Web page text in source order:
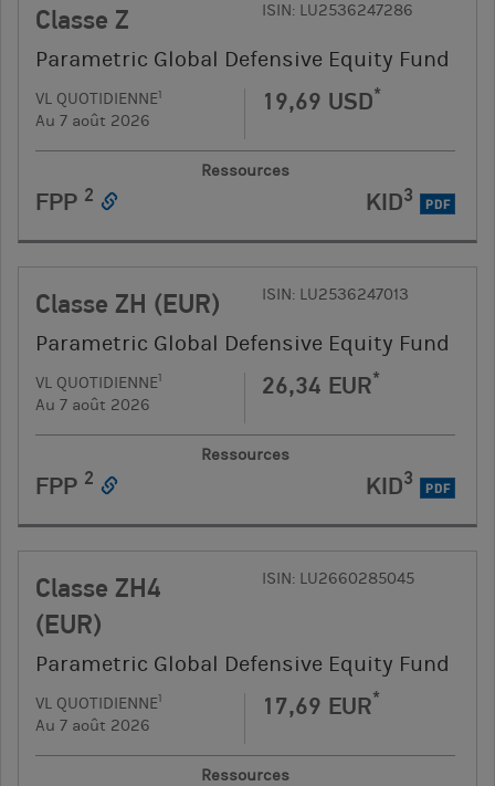
Classe Z ISIN: LU2536247286
Parametric Global Defensive Equity Fund
VL QUOTIDIENNE1
Au 7 août 2026
19,69 USD*
Ressources
FPP 2 KID3 PDF
Classe ZH (EUR) ISIN: LU2536247013
Parametric Global Defensive Equity Fund
VL QUOTIDIENNE1
Au 7 août 2026
26,34 EUR*
Ressources
FPP 2 KID3 PDF
Classe ZH4
(EUR)
ISIN: LU2660285045
Parametric Global Defensive Equity Fund
VL QUOTIDIENNE1
Au 7 août 2026
17,69 EUR*
Ressources